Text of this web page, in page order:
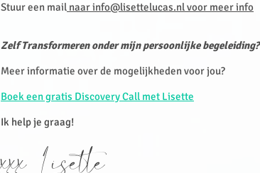
Stuur een mail naar info@lisettelucas.nl voor meer info
Zelf Transformeren onder mijn persoonlijke begeleiding?
Meer informatie over de mogelijkheden voor jou?
Boek een gratis Discovery Call met Lisette
Ik help je graag!